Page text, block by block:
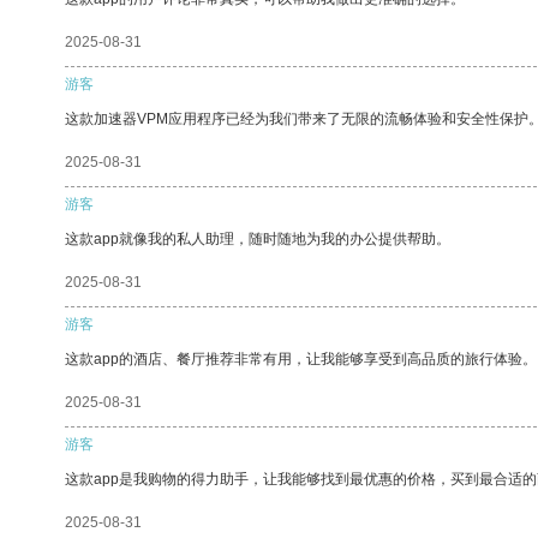
2025-08-31
游客
这款加速器VPM应用程序已经为我们带来了无限的流畅体验和安全性保护。
2025-08-31
游客
这款app就像我的私人助理，随时随地为我的办公提供帮助。
2025-08-31
游客
这款app的酒店、餐厅推荐非常有用，让我能够享受到高品质的旅行体验。
2025-08-31
游客
这款app是我购物的得力助手，让我能够找到最优惠的价格，买到最合适的
2025-08-31